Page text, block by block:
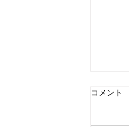
コメント